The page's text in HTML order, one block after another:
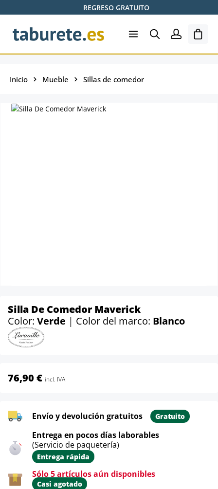
Saltar al contenido principalREGRESO GRATUITO
El
Inicio Mueble Sillas de comedor
Silla De Comedor Maverick
Color: Verde | Color del marco: Blanco
76,90 € incl. IVA
Envío y devolución gratuitos Gratuito
Entrega en pocos días laborables
(Servicio de paquetería)
Entrega rápida
Sólo 5 artículos aún disponibles
Casi agotado